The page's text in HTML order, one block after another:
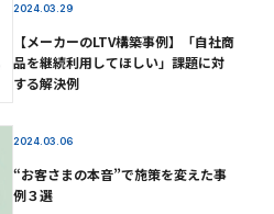
2024.03.29
【メーカーのLTV構築事例】「自社商
品を継続利用してほしい」課題に対
する解決例
2024.03.06
“お客さまの本音”で施策を変えた事
例３選